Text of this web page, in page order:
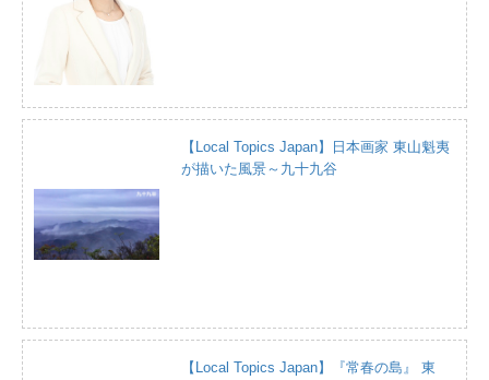
【Local Topics Japan】日本画家 東山魁夷
が描いた風景～九十九谷
【Local Topics Japan】『常春の島』 東